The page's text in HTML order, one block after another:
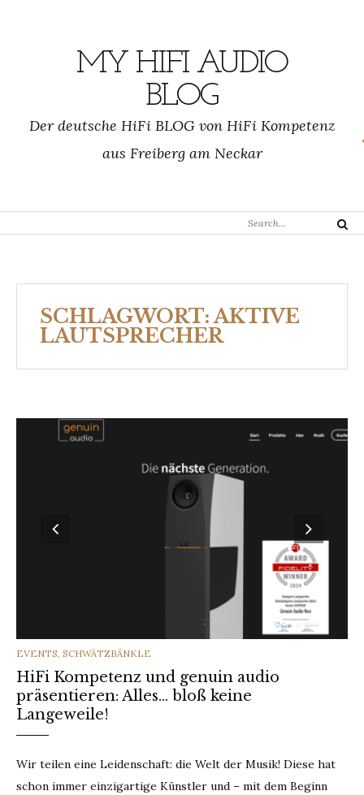
MY HIFI AUDIO
BLOG
Der deutsche HiFi BLOG von HiFi Kompetenz
aus Freiberg am Neckar
Search
Search
SCHLAGWORT:AKTIVE
LAUTSPRECHER
CATEGORIES
EVENTS, SCHWÄTZBÄNKLE
HiFi Kompetenz und genuin audio
präsentieren: Alles… bloß keine
Langeweile!
Wir teilen eine Leidenschaft: die Welt der Musik! Diese hat
schon immer einzigartige Künstler und – mit dem Beginn